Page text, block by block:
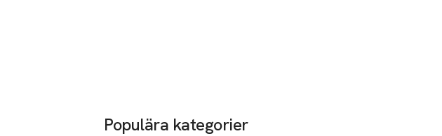
Populära kategorier